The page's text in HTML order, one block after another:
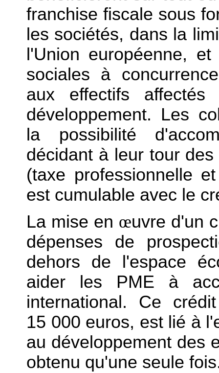
franchise fiscale sous
les sociétés, dans la
l'Union européenne,
sociales à
aux effectifs
développement. Les
la possibilité
décidant à leur tour
(taxe professionnelle
est cumulable avec le
La mise en œuvre d'un
dépenses de
dehors de l'espace
aider les PME à
international. Ce
15 000 euros, est lié à
au développement des
obtenu qu'une seule